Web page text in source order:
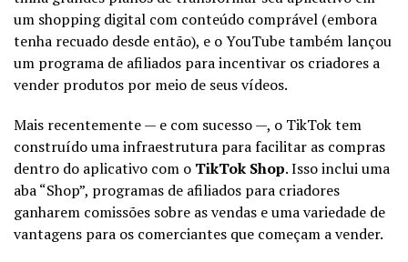
um shopping digital com conteúdo comprável (embora
tenha recuado desde então), e o YouTube também lançou
um programa de afiliados para incentivar os criadores a
vender produtos por meio de seus vídeos.
Mais recentemente — e com sucesso —, o TikTok tem
construído uma infraestrutura para facilitar as compras
dentro do aplicativo com o TikTok Shop. Isso inclui uma
aba “Shop”, programas de afiliados para criadores
ganharem comissões sobre as vendas e uma variedade de
vantagens para os comerciantes que começam a vender.